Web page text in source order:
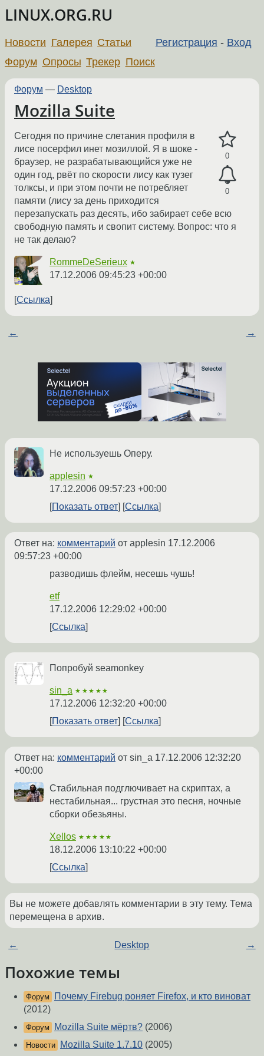
LINUX.ORG.RU
Регистрация - Вход
Новости Галерея Статьи
Форум Опросы Трекер Поиск
Форум — Desktop
Mozilla Suite
0
0
Сегодня по причине слетания профиля в
лисе посерфил инет мозиллой. Я в шоке -
браузер, не разрабатывающийся уже не
один год, рвёт по скорости лису как тузег
толксы, и при этом почти не потребляет
памяти (лису за день приходится
перезапускать раз десять, ибо забирает себе всю
свободную память и свопит систему. Вопрос: что я
не так делаю?
RommeDeSerieux ★
17.12.2006 09:45:23 +00:00
Ссылка
← →
Не используешь Оперу.
applesin ★
17.12.2006 09:57:23 +00:00
Показать ответ
Ссылка
Ответ на: комментарий от applesin 17.12.2006
09:57:23 +00:00
разводишь флейм, несешь чушь!
etf
17.12.2006 12:29:02 +00:00
Ссылка
Попробуй seamonkey
sin_a ★★★★★
17.12.2006 12:32:20 +00:00
Показать ответ
Ссылка
Ответ на: комментарий от sin_a 17.12.2006 12:32:20
+00:00
Стабильная подглючивает на скриптах, а
нестабильная... грустная это песня, ночные
сборки обезьяны.
Xellos ★★★★★
18.12.2006 13:10:22 +00:00
Ссылка
Вы не можете добавлять комментарии в эту тему. Тема
перемещена в архив.
← Desktop →
Похожие темы
Форум
Почему Firebug роняет Firefox, и кто виноват
(2012)
Форум Mozilla Suite мёртв? (2006)
Новости Mozilla Suite 1.7.10 (2005)